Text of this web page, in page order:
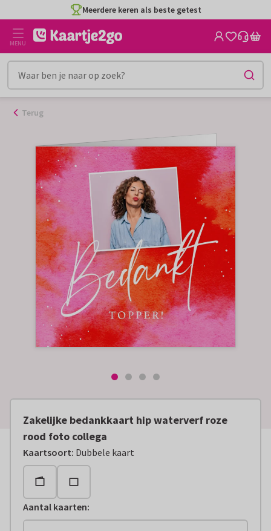
naar
inhoud
Meerdere keren als beste getest
MENU
Terug
Zakelijke bedankkaart hip waterverf roze
rood foto collega
Kaartsoort: Dubbele kaart
Aantal kaarten: